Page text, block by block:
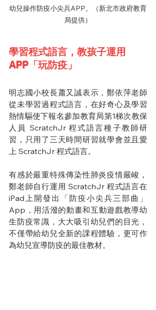
幼兒操作防疫小尖兵APP。（新北市政府教育
局提供）
學習程式語言，教孩子運用
APP「玩防疫」
明志國小校長蕭又誠表示，鄭依萍老師
從未學習過程式語言，在好奇心及學習
熱情驅使下報名參加教育局第1梯次教保
人員 ScratchJr 程式語言種子教師研
習，只用了三天時間研習就學會並且愛
上 ScratchJr 程式語言。
有感於嚴重特殊傳染性肺炎疫情嚴峻，
鄭老師自行運用 ScratchJr 程式語言在
iPad上開發出「防疫小尖兵三部曲」
App，用活潑的動畫和互動遊戲教導幼
生防疫常識，大大吸引幼兒們的目光，
不僅帶給幼兒全新的課程體驗，更可作
為幼兒宣導防疫的最佳教材。